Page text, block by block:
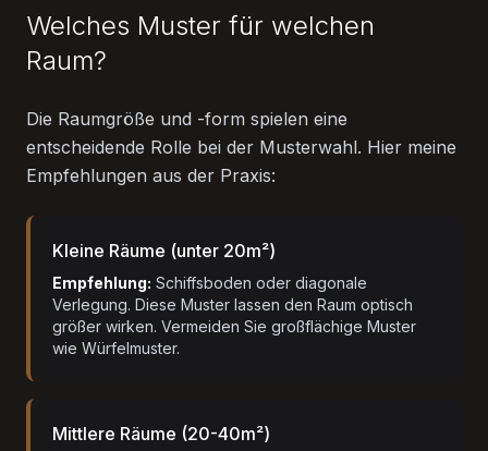
Welches Muster für welchen
Raum?
Die Raumgröße und -form spielen eine
entscheidende Rolle bei der Musterwahl. Hier meine
Empfehlungen aus der Praxis:
Kleine Räume (unter 20m²)
Empfehlung: Schiffsboden oder diagonale
Verlegung. Diese Muster lassen den Raum optisch
größer wirken. Vermeiden Sie großflächige Muster
wie Würfelmuster.
Mittlere Räume (20-40m²)